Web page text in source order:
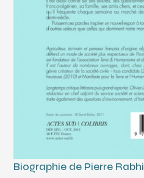
Biographie de Pierre Rabhi